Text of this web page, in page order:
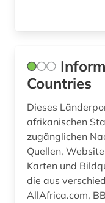
Countries
Dieses
afrikanischen
zugänglichen
Quellen,
Karten und Bildquellen. Die
die aus
AllAfrica.com, BBC, CNBC, France24 etc.)